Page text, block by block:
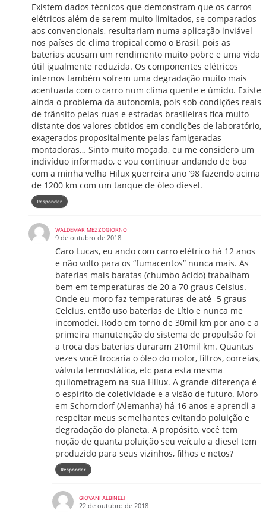
Existem dados técnicos que demonstram que os carros
elétricos além de serem muito limitados, se comparados
aos convencionais, resultariam numa aplicação inviável
nos países de clima tropical como o Brasil, pois as
baterias acusam um rendimento muito pobre e uma vida
útil igualmente reduzida. Os componentes elétricos
internos também sofrem uma degradação muito mais
acentuada com o carro num clima quente e úmido. Existe
ainda o problema da autonomia, pois sob condições reais
de trânsito pelas ruas e estradas brasileiras fica muito
distante dos valores obtidos em condições de laboratório,
exagerados propositalmente pelas famigeradas
montadoras… Sinto muito moçada, eu me considero um
indivíduo informado, e vou continuar andando de boa
com a minha velha Hilux guerreira ano ’98 fazendo acima
de 1200 km com um tanque de óleo diesel.
Responder
WALDEMAR MEZZOGIORNO
9 de outubro de 2018
Caro Lucas, eu ando com carro elétrico há 12 anos
e não volto para os “fumacentos” nunca mais. As
baterias mais baratas (chumbo ácido) trabalham
bem em temperaturas de 20 a 70 graus Celsius.
Onde eu moro faz temperaturas de até -5 graus
Celcius, então uso baterias de Lítio e nunca me
incomodei. Rodo em torno de 30mil km por ano e a
primeira manutenção do sistema de propulsão foi
a troca das baterias duraram 210mil km. Quantas
vezes você trocaria o óleo do motor, filtros, correias,
válvula termostática, etc para esta mesma
quilometragem na sua Hilux. A grande diferença é
o espírito de coletividade e a visão de futuro. Moro
em Schorndorf (Alemanha) há 16 anos e aprendi a
respeitar meus semelhantes evitando poluição e
degradação do planeta. A propósito, você tem
noção de quanta poluição seu veículo a diesel tem
produzido para seus vizinhos, filhos e netos?
Responder
GIOVANI ALBINELI
22 de outubro de 2018